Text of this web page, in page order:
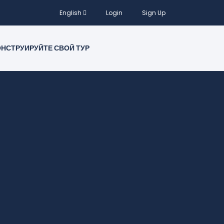
English Login Sign Up
СВОЙ ТУР